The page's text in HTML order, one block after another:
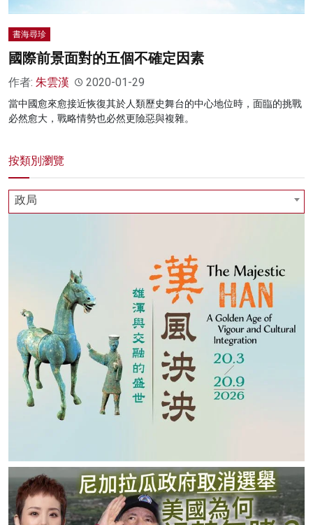
書海尋珍
國際前景面對的五個不確定因素
作者: 朱雲漢 2020-01-29
當中國愈來愈接近恢復其於人類歷史舞台的中心地位時，面臨的挑戰
必然愈大，戰略情勢也必然更險惡與複雜。
按類別瀏覽
政局